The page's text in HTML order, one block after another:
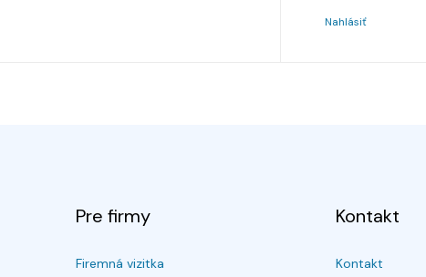
Nahlásiť
Pre firmy
Firemná vizitka
Kontakt
Kontakt